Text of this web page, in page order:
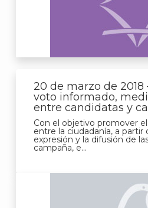
20 de marzo de 2018
voto informado,
entre candidatas y
Con el objetivo promover
entre la ciudadanía, a partir
expresión y la difusión de
campaña, e...